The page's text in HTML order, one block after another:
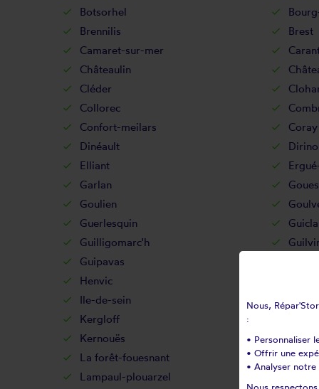
Botsorhel
Brennilis
Brest
Camaret-sur-mer
Châteaulin
Cléder
Collorec
Confort-meilars
Coray
Dinéault
Elliant
Garlan
Goulien
Guerlesquin
Guilligomarc'h
Guipavas
Henvic
Ile-de-sein
Ile-
Kergloff
Kernouës
La forêt-fouesnant
La
Lampaul-plouarzel
Nous,
:
• Personnaliser
• Offrir une
• Analyser notre